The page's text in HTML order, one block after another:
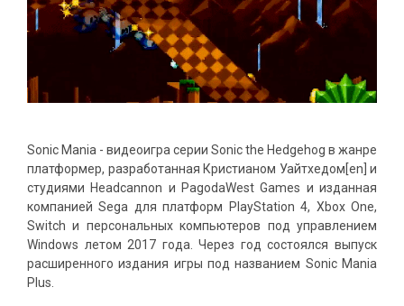
Sonic Mania - видеоигра серии Sonic the Hedgehog в жанре
платформер, разработанная Кристианом Уайтхедом[en] и
студиями Headcannon и PagodaWest Games и изданная
компанией Sega для платформ PlayStation 4, Xbox One,
Switch и персональных компьютеров под управлением
Windows летом 2017 года. Через год состоялся выпуск
расширенного издания игры под названием Sonic Mania
Plus.